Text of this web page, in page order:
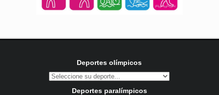
Deportes olímpicos
Deportes paralímpicos